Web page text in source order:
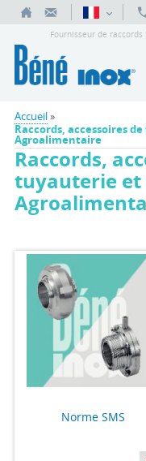
Fournisseur de
Accueil»
Raccords, accessoires
Agroalimentaire
Raccords,
tuyauterie
Norme SMS